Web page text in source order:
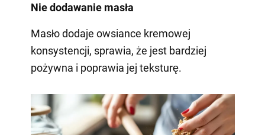
Nie dodawanie masła
Masło dodaje owsiance kremowej
konsystencji, sprawia, że jest bardziej
pożywna i poprawia jej teksturę.